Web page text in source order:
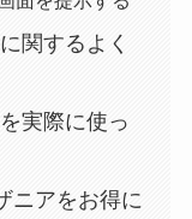
関するよく
実際に使っ
ニアをお得に